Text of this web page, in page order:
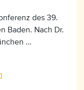
des 39.
Baden. Nach Dr.
...